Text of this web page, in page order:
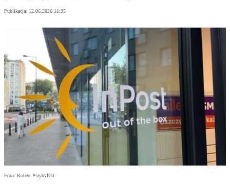
Publikacja: 12.06.2026 11:35
Foto: Robert Przybylski